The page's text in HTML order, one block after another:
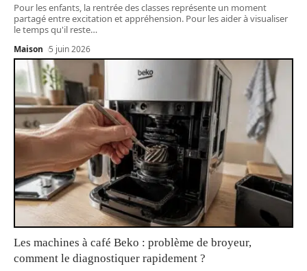
Pour les enfants, la rentrée des classes représente un moment
partagé entre excitation et appréhension. Pour les aider à visualiser
le temps qu'il reste…
Maison 5 juin 2026
Les machines à café Beko : problème de broyeur,
comment le diagnostiquer rapidement ?